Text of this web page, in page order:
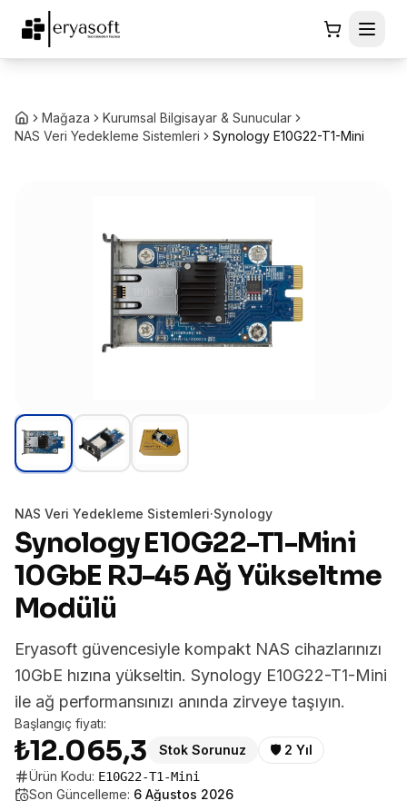
Mağaza
Kurumsal Bilgisayar & Sunucular
NAS Veri Yedekleme Sistemleri
Synology E10G22-T1-Mini
NAS Veri Yedekleme Sistemleri·Synology
Synology E10G22-T1-Mini
10GbE RJ-45 Ağ Yükseltme
Modülü
Eryasoft güvencesiyle kompakt NAS cihazlarınızı
10GbE hızına yükseltin. Synology E10G22-T1-Mini
ile ağ performansınızı anında zirveye taşıyın.
Başlangıç fiyatı:
₺12.065,3 Stok Sorunuz 🛡️ 2 Yıl
Ürün Kodu: E10G22-T1-Mini
Son Güncelleme: 6 Ağustos 2026